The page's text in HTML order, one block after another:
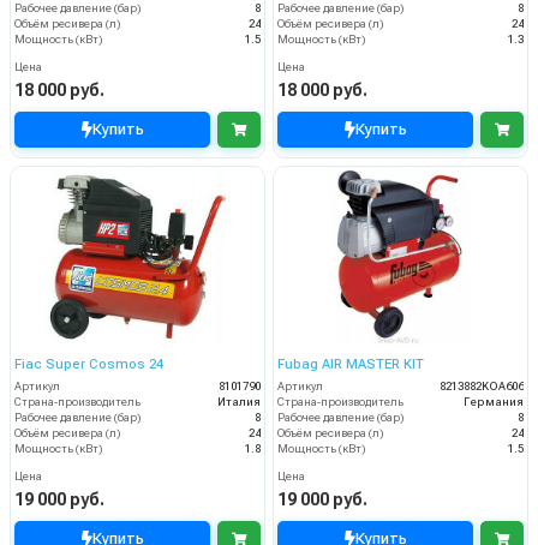
Рабочее давление (бар)
8
Объём ресивера (л)
24
Мощность (кВт)
1.5
Цена
18 000 руб.
Купить
Рабочее давление (бар)
8
Объём ресивера (л)
24
Мощность (кВт)
1.3
Цена
18 000 руб.
Купить
Fiac Super Cosmos 24
Артикул
8101790
Страна-производитель
Италия
Рабочее давление (бар)
8
Объём ресивера (л)
24
Мощность (кВт)
1.8
Цена
19 000 руб.
Купить
Fubag AIR MASTER KIT
Артикул
8213882KOA606
Страна-производитель
Германия
Рабочее давление (бар)
8
Объём ресивера (л)
24
Мощность (кВт)
1.5
Цена
19 000 руб.
Купить